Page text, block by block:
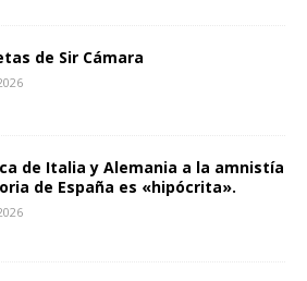
de Sir Cámara
de Italia y Alemania a la amnistía
de España es «hipócrita».